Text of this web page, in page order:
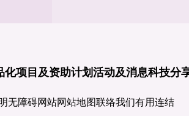
化项目及资助计划活动及消息科技分
无障碍网站网站地图联络我们有用连结